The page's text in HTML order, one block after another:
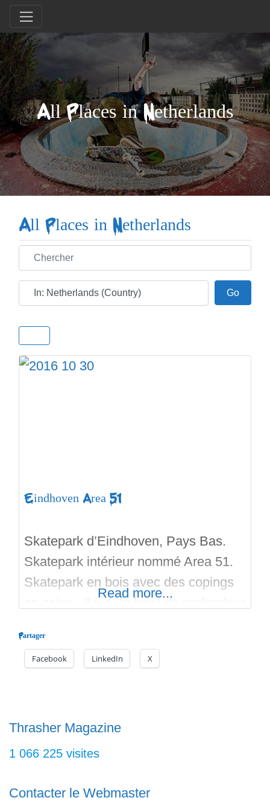
All Places in Netherlands
All Places in Netherlands
Chercher
Ville GoGo
Eindhoven Area 51
Skatepark d’Eindhoven, Pays Bas.
Skatepark intérieur nommé Area 51.
Skatepark en bois avec des copings
en acier. Il y a un bowl de profondeur
partie margelles, et a coté des
modules en bois comme des
whoops, des petites courbes, une
Read more...
Partager
Facebook LinkedIn X
Thrasher Magazine
1 066 225 visites
Contacter le Webmaster